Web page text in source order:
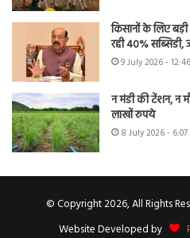
किसानों के लिए
रही 40%
9 July 2026 -
न मंडी की टेंशन, न
लाखों रुपये
8 July 2026 - 6:07
© Copyright 2026, All Rights
Website Developed by